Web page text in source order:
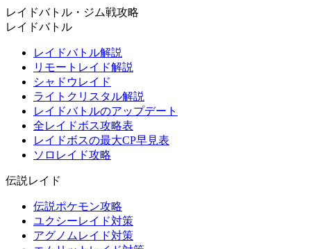
レイドバトル・ジム戦攻略
レイドバトル
レイドバトル解説
リモートレイド解説
シャドウレイド
ライトクリスタル解説
レイドバトルのアップデート
全レイドボス攻略表
レイドボスの最大CP早見表
ソロレイド攻略
伝説レイド
伝説ポケモン攻略
ユクシーレイド対策
アグノムレイド対策